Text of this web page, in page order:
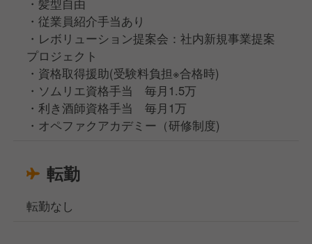
・従業員紹介手当あり
・レボリューション提案会：社内新規事業提案
プロジェクト
・資格取得援助(受験料負担※合格時)
・ソムリエ資格手当 毎月1.5万
・利き酒師資格手当 毎月1万
・オペファクアカデミー（研修制度)
転勤
転勤なし